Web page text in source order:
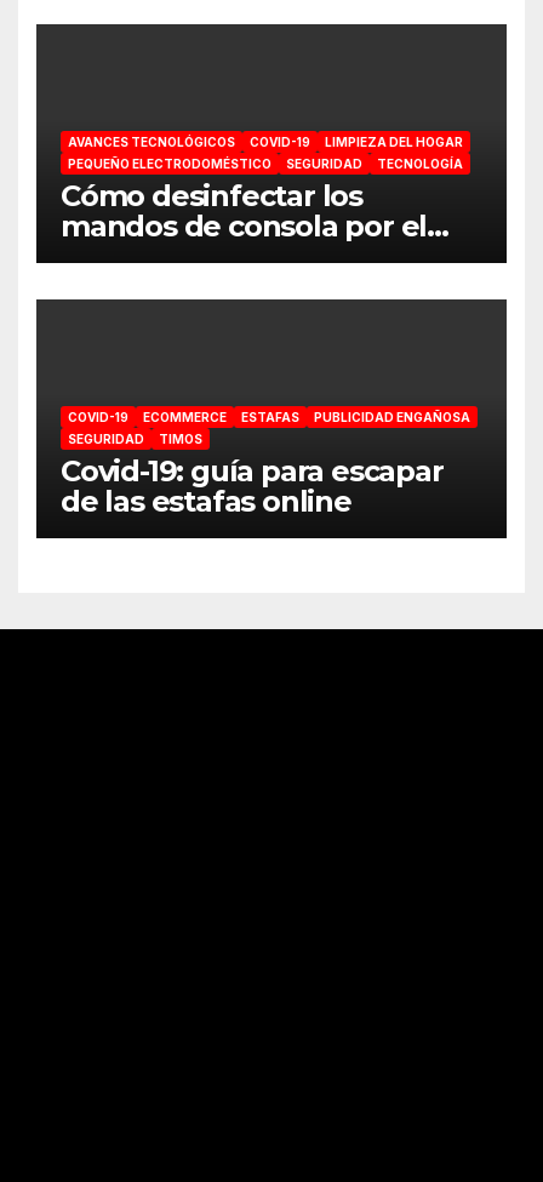
AVANCES TECNOLÓGICOS COVID-19
LIMPIEZA DEL HOGAR
PEQUEÑO ELECTRODOMÉSTICO
SEGURIDAD TECNOLOGÍA
Cómo desinfectar los
mandos de consola por el
coronavirus
COVID-19 ECOMMERCE ESTAFAS
PUBLICIDAD ENGAÑOSA
SEGURIDAD
TIMOS
Covid-19: guía para escapar
de las estafas online